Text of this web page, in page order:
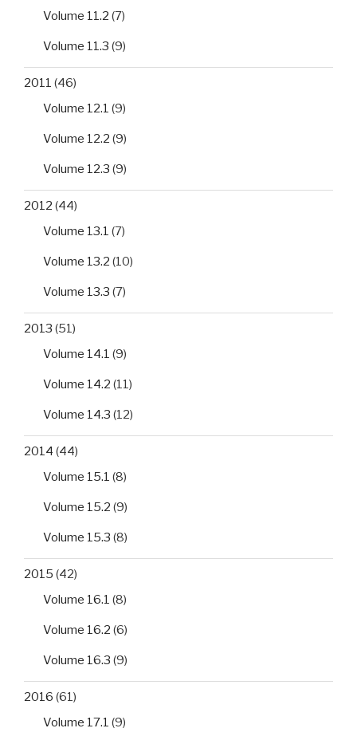
Volume 11.2 (7)
Volume 11.3 (9)
2011 (46)
Volume 12.1 (9)
Volume 12.2 (9)
Volume 12.3 (9)
2012 (44)
Volume 13.1 (7)
Volume 13.2 (10)
Volume 13.3 (7)
2013 (51)
Volume 14.1 (9)
Volume 14.2 (11)
Volume 14.3 (12)
2014 (44)
Volume 15.1 (8)
Volume 15.2 (9)
Volume 15.3 (8)
2015 (42)
Volume 16.1 (8)
Volume 16.2 (6)
Volume 16.3 (9)
2016 (61)
Volume 17.1 (9)